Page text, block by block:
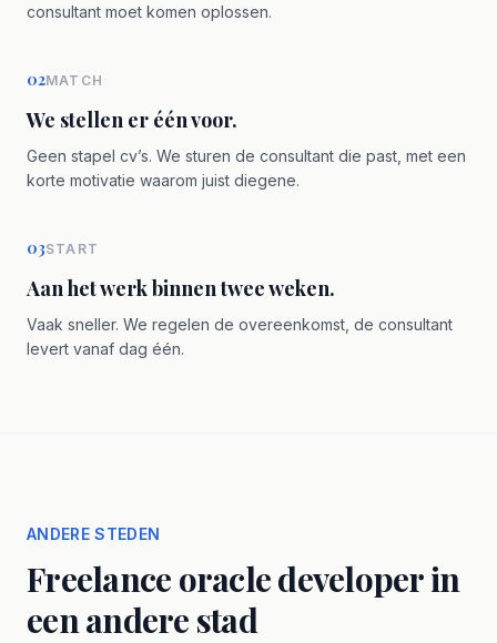
consultant moet komen oplossen.
02MATCH
We stellen er één voor.
Geen stapel cv’s. We sturen de consultant die past, met een
korte motivatie waarom juist diegene.
03START
Aan het werk binnen twee weken.
Vaak sneller. We regelen de overeenkomst, de consultant
levert vanaf dag één.
ANDERE STEDEN
Freelance oracle developer in
een andere stad